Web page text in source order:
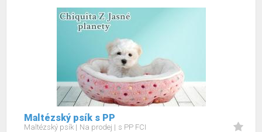
Maltézský psík s PP
Maltézský psík Na prodej s PP FCI